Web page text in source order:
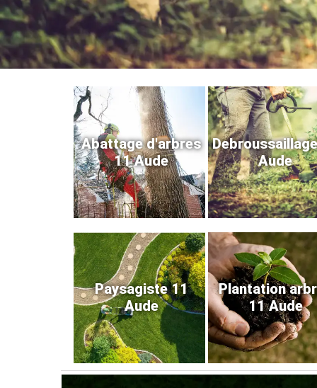
Abattage d'arbres
11 Aude
Aude
Paysagiste 11
Aude
Plantation
11 Aude